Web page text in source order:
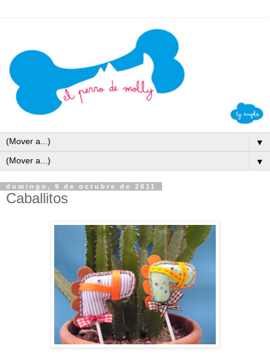
▼
▼
domingo, 9 de octubre de 2011
Caballitos